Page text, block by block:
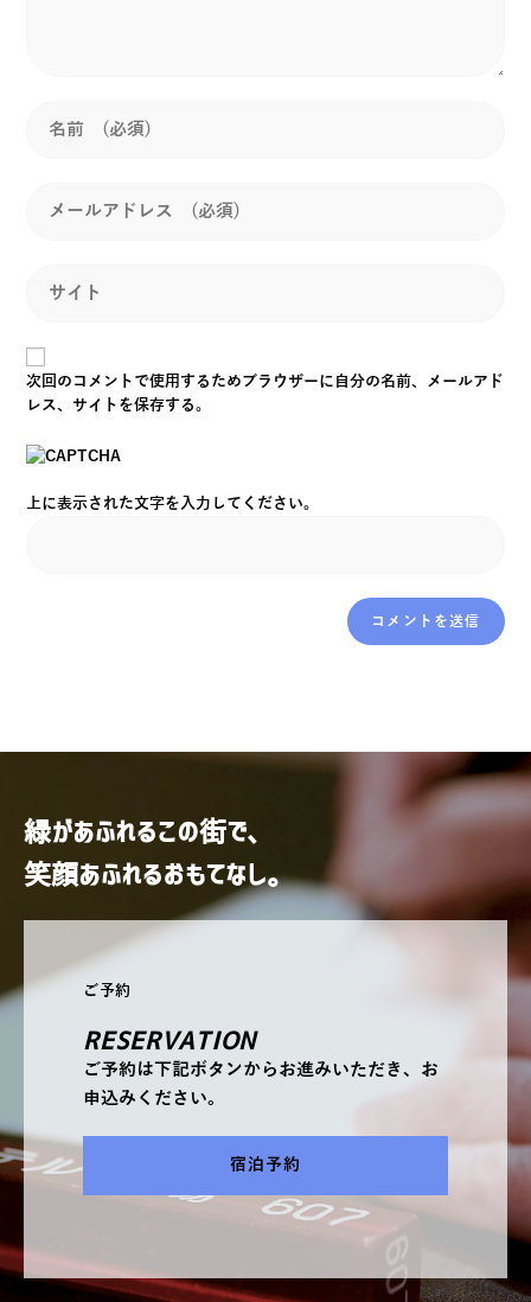
次回のコメントで使用するためブラウザーに自分の名前、メールアド
レス、サイトを保存する。
上に表示された文字を入力してください。
緑があふれるこの街で、
笑顔あふれるおもてなし。
ご予約
RESERVATION
ご予約は下記ボタンからお進みいただき、お
申込みください。
宿泊予約